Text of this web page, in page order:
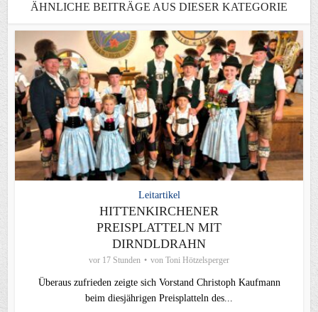
ÄHNLICHE BEITRÄGE AUS DIESER KATEGORIE
Leitartikel
HITTENKIRCHENER
PREISPLATTELN MIT
DIRNDLDRAHN
vor 17 Stunden von Toni Hötzelsperger
Überaus zufrieden zeigte sich Vorstand Christoph Kaufmann
beim diesjährigen Preisplatteln des...